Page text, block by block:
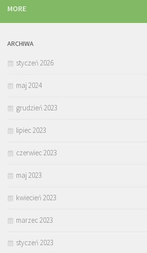
MORE
ARCHIWA
styczeń 2026
maj 2024
grudzień 2023
lipiec 2023
czerwiec 2023
maj 2023
kwiecień 2023
marzec 2023
styczeń 2023